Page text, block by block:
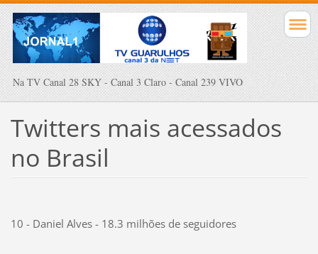
Na TV Canal 28 SKY - Canal 3 Claro - Canal 239 VIVO
Twitters mais acessados
no Brasil
10 - Daniel Alves - 18.3 milhões de seguidores